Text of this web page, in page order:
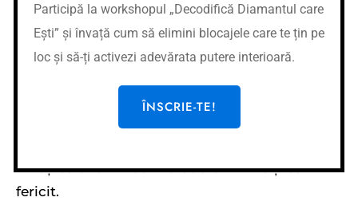
Pachetul conține Cursul Stres și Burnout,
împărțit în 4 părți, și 9 pași să devii fericit
înveți să ai din nou încredere în tine și să fii
fericit.
Participă la workshopul „Decodifică Diamantul care
Ești” și învață cum să elimini blocajele care te țin pe
loc și să-ți activezi adevărata putere interioară.
ÎNSCRIE-TE!